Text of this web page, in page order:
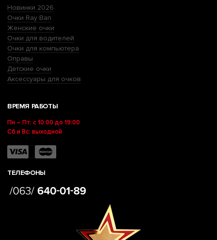
Новинки 2026
Очки Ray Ban
Женские очки
Очки для водителей
Очки для компьютера
Оправы
Детские очки
Аксессуары для очков
ВРЕМЯ РАБОТЫ
Пн – Пт: с 10:00 до 19:00
Сб и Вс: выходной
ТЕЛЕФОНЫ